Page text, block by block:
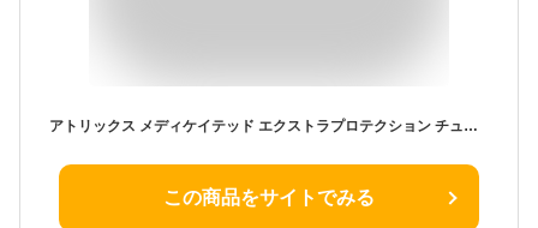
アトリックス メディケイテッド エクストラプロテクション チューブ(70g)【アトリックス】[ハンドクリーム]
この商品をサイトでみる